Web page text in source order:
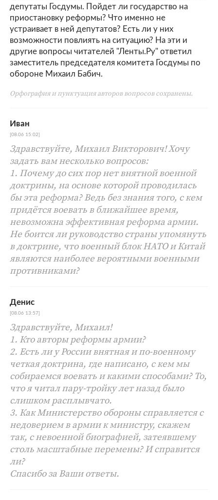
депутаты Госдумы. Пойдет ли государство на
приостановку реформы? Что именно не
устраивает в ней депутатов? Есть ли у них
возможности повлиять на ситуацию? На эти и
другие вопросы читателей "Ленты.Ру" ответил
заместитель председателя комитета Госдумы по
обороне Михаил Бабич.
Орфография и пунктуация авторов вопросов сохранены.
Иван
[08.06 15:02]
Здравствуйте, Михаил Викторович! Хочу
задать вам несколько вопросов:
1. Почему до сих пор нет внятной военной
доктрины, на основе которой проводилась
бы эта реформа? Ведь без знания того, с кем
придётся воевать в ближайшее время,
невозможна эффективная реформа армии.
Не боится ли руководство страны упомянуть
в доктрине, что военный блок НАТО и Китай
являются наиболее вероятными военными
противниками?
Денис
[08.06 13:57]
Здравствуйте, Михаил!
1. Кто авторы реформы армии?
2. Есть ли у России внятная и по-военному
четкая доктрина, где написано, с кем мы
собираемся воевать и какими способами? То,
что я читал пару-тройку лет назад было
слишком расплывчато.
3. Как Министерство обороны справляется с
недоверием в армии к министру, скажем
так, с невоенной биографией, затеявшему
столь масштабные перемены? И справится
ли?
Спасибо за Ваши ответы.